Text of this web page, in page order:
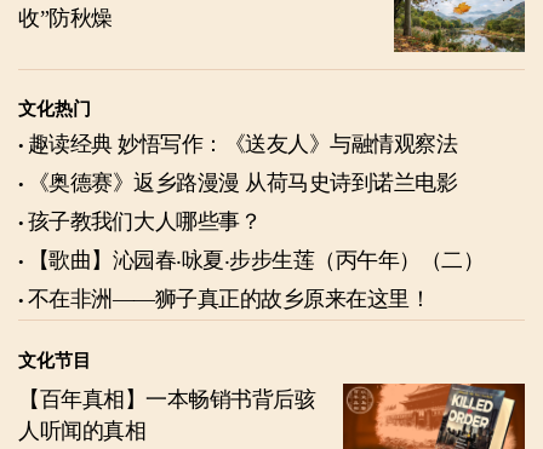
收”防秋燥
文化热门
趣读经典 妙悟写作：《送友人》与融情观察法
《奥德赛》返乡路漫漫 从荷马史诗到诺兰电影
孩子教我们大人哪些事？
【歌曲】沁园春‧咏夏‧步步生莲（丙午年）（二）
不在非洲——狮子真正的故乡原来在这里！
文化节目
【百年真相】一本畅销书背后骇
人听闻的真相